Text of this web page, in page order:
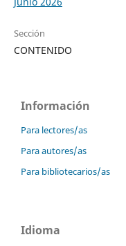
Sección
CONTENIDO
Información
Para lectores/as
Para autores/as
Para bibliotecarios/as
Idioma